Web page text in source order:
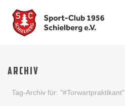
ARCHIV
Tag-Archiv für: "#Torwartpraktikant"